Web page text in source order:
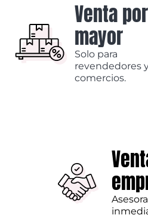
Venta por
mayor
Solo para
revendedores
comercios.